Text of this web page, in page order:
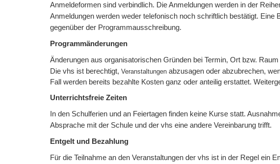
Anmeldeformen sind verbindlich. Die Anmeldungen werden in der
Anmeldungen werden weder telefonisch noch schriftlich bestätigt.
gegenüber der Programmausschreibung.
Programmänderungen
Änderungen aus organisatorischen Gründen bei Termin, Ort bzw.
Die vhs ist berechtigt, Veranstaltungen abzusagen oder abzubrechen,
Fall werden bereits bezahlte Kosten ganz oder anteilig erstattet.
Unterrichtsfreie Zeiten
In den Schulferien und an Feiertagen finden keine Kurse statt.
Absprache mit der Schule und der vhs eine andere Vereinbarung trifft.
Entgelt und Bezahlung
Für die Teilnahme an den Veranstaltungen der vhs ist in der Regel ein